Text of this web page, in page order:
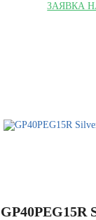
ЗАЯВКА
GP40PEG15R